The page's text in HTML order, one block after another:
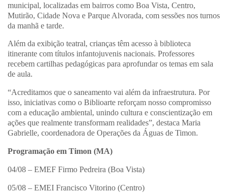
municipal, localizadas em bairros como Boa Vista, Centro,
Mutirão, Cidade Nova e Parque Alvorada, com sessões nos turnos
da manhã e tarde.
Além da exibição teatral, crianças têm acesso à biblioteca
itinerante com títulos infantojuvenis nacionais. Professores
recebem cartilhas pedagógicas para aprofundar os temas em sala
de aula.
“Acreditamos que o saneamento vai além da infraestrutura. Por
isso, iniciativas como o Biblioarte reforçam nosso compromisso
com a educação ambiental, unindo cultura e conscientização em
ações que realmente transformam realidades”, destaca Maria
Gabrielle, coordenadora de Operações da Águas de Timon.
Programação em Timon (MA)
04/08 – EMEF Firmo Pedreira (Boa Vista)
05/08 – EMEI Francisco Vitorino (Centro)